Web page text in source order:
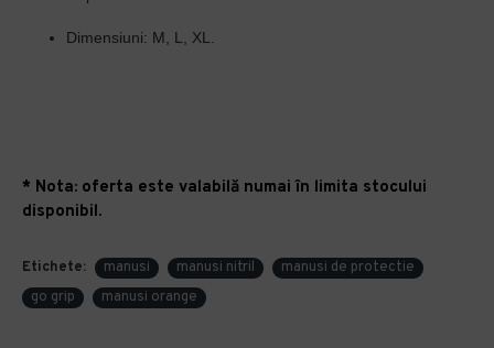
Dimensiuni: M, L, XL.
* Nota: oferta este valabilă numai în limita stocului
disponibil.
Etichete: manusi manusi nitril
manusi de protectie
go grip
manusi orange